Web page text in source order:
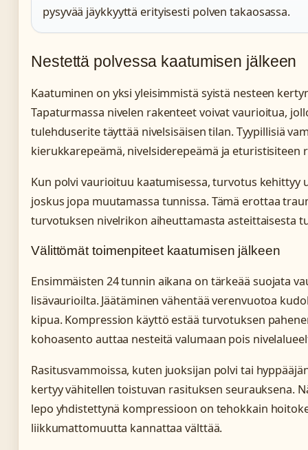
pysyvää jäykkyyttä erityisesti polven takaosassa.
Nestettä polvessa kaatumisen jälkeen
Kaatuminen on yksi yleisimmistä syistä nesteen
Tapaturmassa nivelen rakenteet voivat vaurioitua,
tulehduserite täyttää nivelsisäisen tilan. Tyypillisiä
kierukkarepeämä, nivelsiderepeämä ja eturistisiteen
Kun polvi vaurioituu kaatumisessa, turvotus kehittyy
joskus jopa muutamassa tunnissa. Tämä erottaa
turvotuksen nivelrikon aiheuttamasta asteittaisesta
Välittömät toimenpiteet kaatumisen jälkeen
Ensimmäisten 24 tunnin aikana on tärkeää suojata
lisävaurioilta. Jäätäminen vähentää verenvuotoa
kipua. Kompression käyttö estää turvotuksen
kohoasento auttaa nesteitä valumaan pois
Rasitusvammoissa, kuten juoksijan polvi tai
kertyy vähitellen toistuvan rasituksen seurauksena.
lepo yhdistettynä kompressioon on tehokkain
liikkumattomuutta kannattaa välttää.